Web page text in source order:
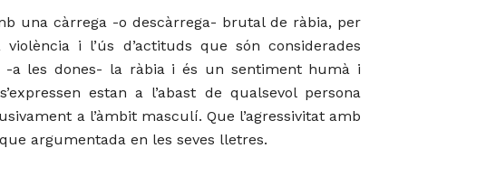
una càrrega -o descàrrega- brutal de ràbia, per
i l’ús d’actituds que són considerades
-a les dones- la ràbia i és un sentiment humà i
estan a l’abast de qualsevol persona
a l’àmbit masculí. Que l’agressivitat amb
argumentada en les seves lletres.